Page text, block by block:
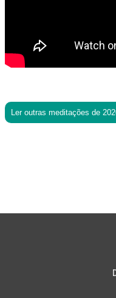
Ler outras meditações de